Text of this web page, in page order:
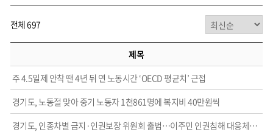
전체 697
제목
주 4.5일제 안착 땐 4년 뒤 연 노동시간 ‘OECD 평균치’ 근접
경기도, 노동절 맞아 중기 노동자 1천861명에 복지비 40만원씩
경기도, 인종차별 금지·인권보장 위원회 출범…이주민 인권침해 대응체계 강화